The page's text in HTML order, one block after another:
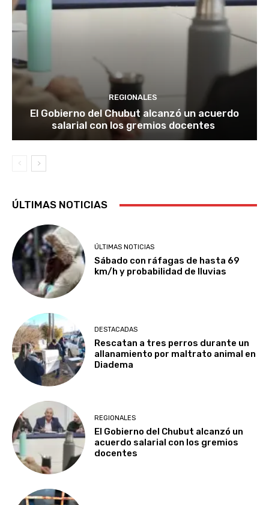
REGIONALES
El Gobierno del Chubut alcanzó un acuerdo
salarial con los gremios docentes
ÚLTIMAS NOTICIAS
ÚLTIMAS NOTICIAS
Sábado con ráfagas de hasta 69
km/h y probabilidad de lluvias
DESTACADAS
Rescatan a tres perros durante un
allanamiento por maltrato animal en
Diadema
REGIONALES
El Gobierno del Chubut alcanzó un
acuerdo salarial con los gremios
docentes